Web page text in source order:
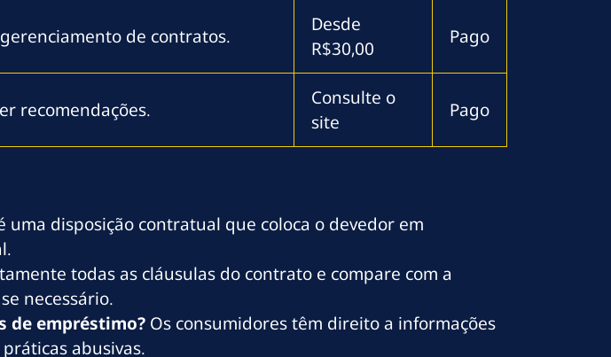
de contratos.
Desde
R$30,00
Pago
recomendações.
Consulte o
site
Pago
uma disposição contratual que coloca o devedor em
todas as cláusulas do contrato e compare com a
necessário.
de empréstimo? Os consumidores têm direito a informações
abusivas.